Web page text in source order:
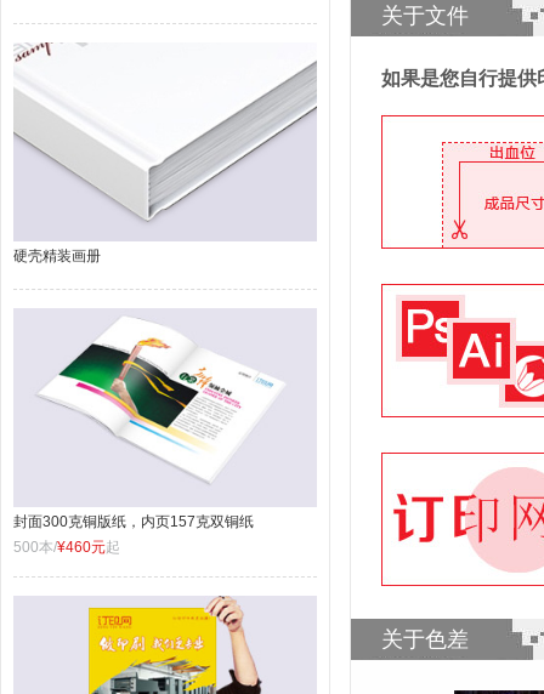
硬壳精装画册
封面300克铜版纸，内页157克双铜纸
500本/¥460元起
关于文件
如果是您自行提供
关于色差